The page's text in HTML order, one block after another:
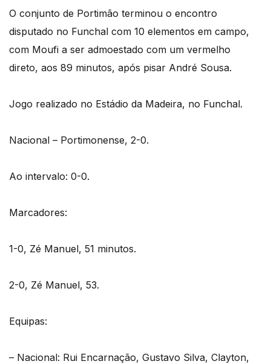
O conjunto de Portimão terminou o encontro
disputado no Funchal com 10 elementos em campo,
com Moufi a ser admoestado com um vermelho
direto, aos 89 minutos, após pisar André Sousa.
Jogo realizado no Estádio da Madeira, no Funchal.
Nacional – Portimonense, 2-0.
Ao intervalo: 0-0.
Marcadores:
1-0, Zé Manuel, 51 minutos.
2-0, Zé Manuel, 53.
Equipas:
– Nacional: Rui Encarnação, Gustavo Silva, Clayton,